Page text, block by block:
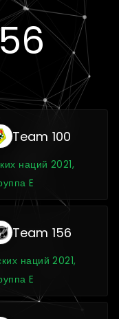
Team 100
наций 2021,
E
Team 156
наций 2021,
E